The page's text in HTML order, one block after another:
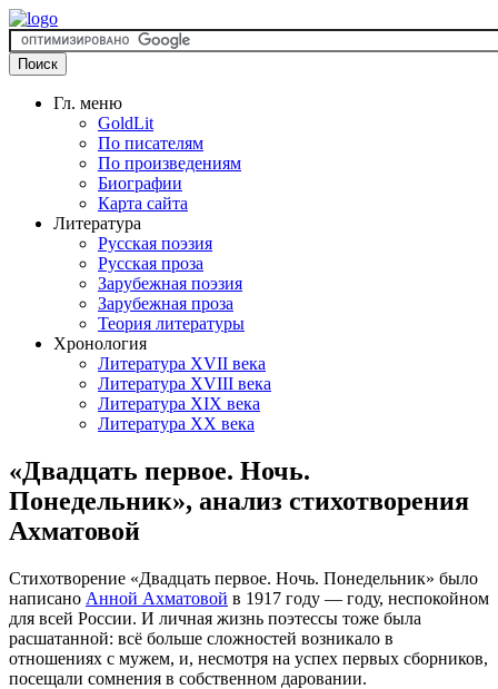
Гл. меню
GoldLit
По писателям
По произведениям
Биографии
Карта сайта
Литература
Русская поэзия
Русская проза
Зарубежная поэзия
Зарубежная проза
Теория литературы
Хронология
Литература XVII века
Литература XVIII века
Литература XIX века
Литература XX века
«Двадцать первое. Ночь.
Понедельник», анализ стихотворения
Ахматовой
Стихотворение «Двадцать первое. Ночь. Понедельник» было
написано Анной Ахматовой в 1917 году — году, неспокойном
для всей России. И личная жизнь поэтессы тоже была
расшатанной: всё больше сложностей возникало в
отношениях с мужем, и, несмотря на успех первых сборников,
посещали сомнения в собственном даровании.